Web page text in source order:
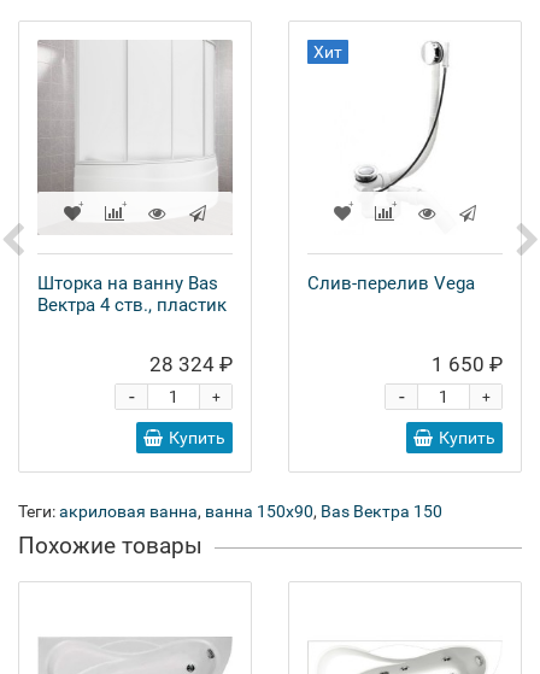
Шторка на ванну Bas
Вектра 4 ств., пластик
28 324 ₽
+
-
Купить
Хит
Слив-перелив Vega
1 650 ₽
+
-
Купить
Теги:акриловая ванна, ванна 150x90, Bas Вектра 150
Похожие товары